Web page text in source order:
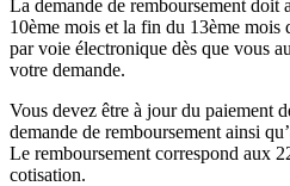
La demande de remboursement doit
10ème mois et la fin du 13ème mois
par voie électronique dès que vous
votre demande.
Vous devez être à jour du paiement
demande de remboursement ainsi
Le remboursement correspond aux
cotisation.